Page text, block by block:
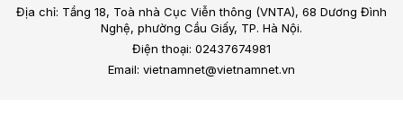
Địa chỉ: Tầng 18, Toà nhà Cục Viễn thông (VNTA), 68 Dương Đình
Nghệ, phường Cầu Giấy, TP. Hà Nội.
Điện thoại: 02437674981
Email: vietnamnet@vietnamnet.vn